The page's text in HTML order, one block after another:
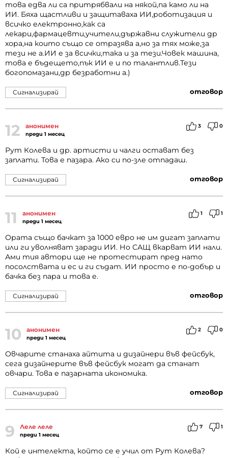
това едва ли са притрябвали на някой,па камо ли на
ИИ. Бяха щастливи и защитаваха ИИ,роботизация и
всичко електронно,как са
лекари,фармацевти,учители,държавни служители др
хора,на които също се отразява а,но за тях може,за
тези не а.ИИ е за всички,така и за тези.Човек машина,
това е бъдещето,пък ИИ е и по талантлив.Тези
богопомазани,др безработни а.)
отговор
Сигнализирай
12 анонимен
преди 1 месец
3 0
Рут Колева и др. артисти и чалги остават без
заплати. Това е пазара. Ако си по-зле отпадаш.
отговор
Сигнализирай
11 анонимен
преди 1 месец
1 1
Ората също бачкат за 1000 евро не им дигат заплати
или ги уволняват заради ИИ. Но САЩ вкарват ИИ нали.
Ами тия автори ще не протестират пред нато
посолствата и ес и ги съдат. ИИ просто е по-добър и
бачка без пара и това е.
отговор
Сигнализирай
10 анонимен
преди 1 месец
2 0
Овчарите станаха айтита и дизайнери във фейсбук,
сега дизайнерите във фейсбук могат да станат
овчари. Това е пазарната икономика.
отговор
Сигнализирай
9 Леле леле
преди 1 месец
7 1
Кой е интелекта, който се е учил от Рут Колева?